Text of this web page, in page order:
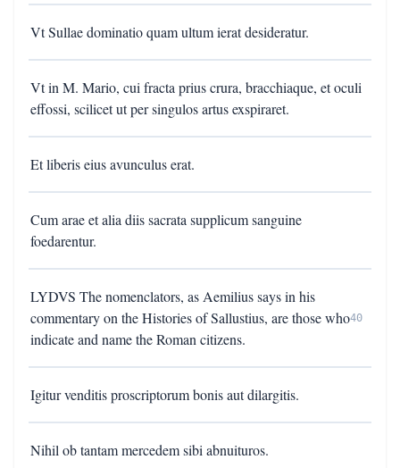
Vt Sullae dominatio quam ultum ierat desideratur.
Vt in M. Mario, cui fracta prius crura, bracchiaque, et oculi
effossi, scilicet ut per singulos artus exspiraret.
Et liberis eius avunculus erat.
Cum arae et alia diis sacrata supplicum sanguine
foedarentur.
LYDVS The nomenclators, as Aemilius says in his
commentary on the Histories of Sallustius, are those who
indicate and name the Roman citizens.
40
Igitur venditis proscriptorum bonis aut dilargitis.
Nihil ob tantam mercedem sibi abnuituros.